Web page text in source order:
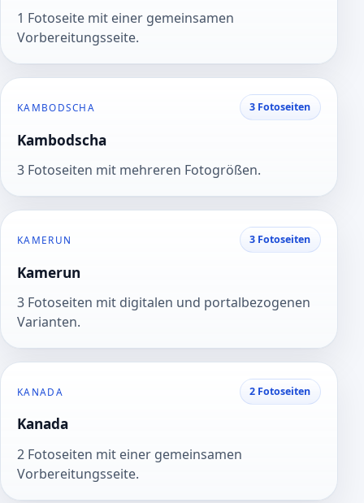
1 Fotoseite mit einer gemeinsamen
Vorbereitungsseite.
KAMBODSCHA 3 Fotoseiten
Kambodscha
3 Fotoseiten mit mehreren Fotogrößen.
KAMERUN 3 Fotoseiten
Kamerun
3 Fotoseiten mit digitalen und portalbezogenen
Varianten.
KANADA 2 Fotoseiten
Kanada
2 Fotoseiten mit einer gemeinsamen
Vorbereitungsseite.